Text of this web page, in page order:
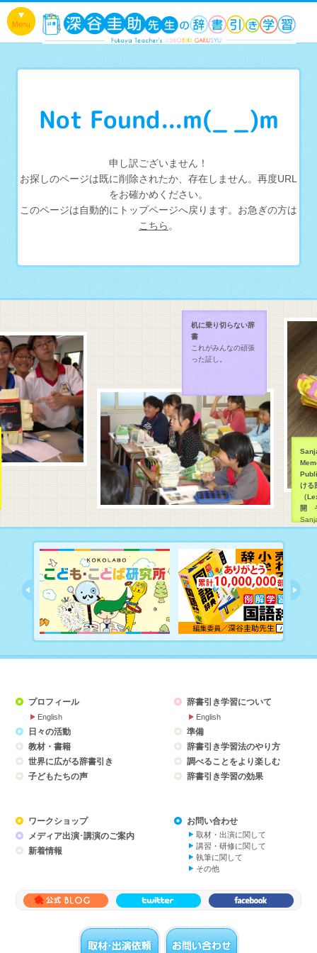
Not Found...m(_ _)m
申し訳ございません！
お探しのページは既に削除されたか、存在しません。再度URL
をお確かめください。
このページは自動的にトップページへ戻ります。お急ぎの方は
こちら。
机に乗り切らない辞
書
これがみんなの頑張
った証し。
ける
（
開
プロフィール
English
日々の活動
教材・書籍
世界に広がる辞書引き
子どもたちの声
辞書引き学習について
English
準備
辞書引き学習法のやり方
調べることをより楽しむ
辞書引き学習の効果
ワークショップ
メディア出演･講演のご案内
新着情報
お問い合わせ
取材・出演に関して
講習・研修に関して
執筆に関して
その他